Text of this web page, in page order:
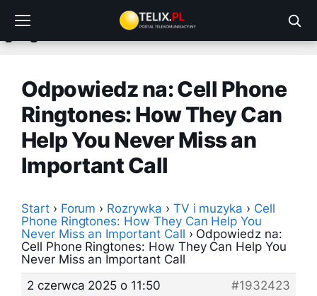
treści
Odpowiedz na: Cell Phone
Ringtones: How They Can
Help You Never Miss an
Important Call
Start › Forum › Rozrywka › TV i muzyka › Cell
Phone Ringtones: How They Can Help You
Never Miss an Important Call › Odpowiedz na:
Cell Phone Ringtones: How They Can Help You
Never Miss an Important Call
2 czerwca 2025 o 11:50
#1932423